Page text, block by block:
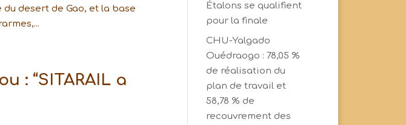
desert de Gao, et la base
: “SITARAIL a
Étalons se qualifient
pour la finale
CHU-Yalgado
Ouédraogo : 78,05 %
de réalisation du
plan de travail et
58,78 % de
recouvrement des